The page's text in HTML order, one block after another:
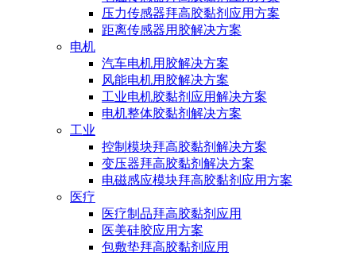
压力传感器拜高胶黏剂应用方案
距离传感器用胶解决方案
电机
汽车电机用胶解决方案
风能电机用胶解决方案
工业电机胶黏剂应用解决方案
电机整体胶黏剂解决方案
工业
控制模块拜高胶黏剂解决方案
变压器拜高胶黏剂解决方案
电磁感应模块拜高胶黏剂应用方案
医疗
医疗制品拜高胶黏剂应用
医美硅胶应用方案
包敷垫拜高胶黏剂应用